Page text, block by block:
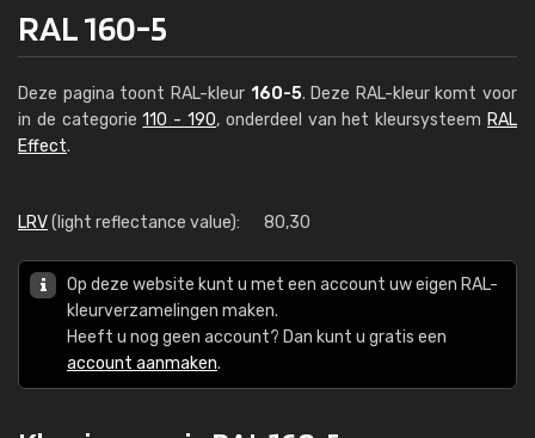
RAL 160-5
Deze pagina toont RAL-kleur 160-5. Deze RAL-kleur komt voor
in de categorie110 - 190, onderdeel van het kleursysteem RAL
Effect.
LRV(light reflectance value): 80,30
Op deze website kunt u met een account uw eigen RAL-
kleurverzamelingen maken.
Heeft u nog geen account? Dan kunt u gratis een
account aanmaken.